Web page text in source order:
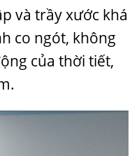
và trầy xước khá
co ngót, không
của thời tiết,